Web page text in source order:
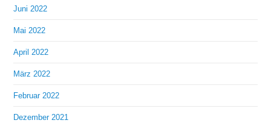
Juni 2022
Mai 2022
April 2022
März 2022
Februar 2022
Dezember 2021